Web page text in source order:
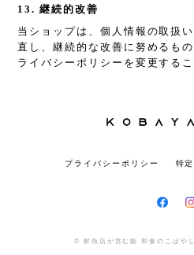
13. 継続的改善
当ショップは、個人情報の取扱
直し、継続的な改善に努めるも
ライバシーポリシーを変更するこ
プライバシーポリシー 特
© 鮮魚店が営む鮨 和食のこば